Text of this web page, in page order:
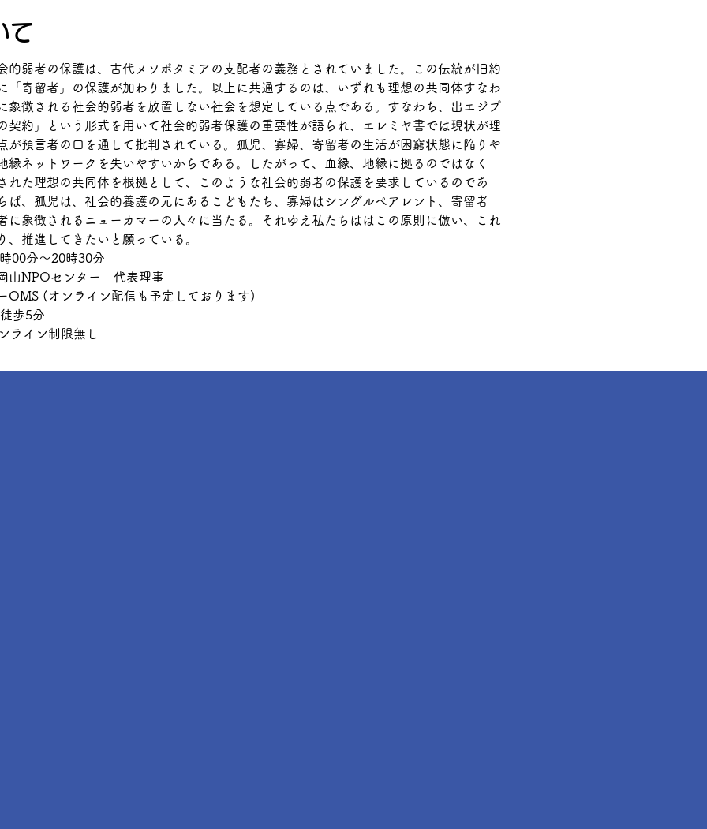
て
的弱者の保護は、古代メソポタミアの支配者の義務とされていました。この伝統が旧約
「寄留者」の保護が加わりました。以上に共通するのは、いずれも理想の共同体すなわ
象徴される社会的弱者を放置しない社会を想定している点である。すなわち、出エジプ
契約」という形式を用いて社会的弱者保護の重要性が語られ、エレミヤ書では現状が理
が預言者の口を通して批判されている。孤児、寡婦、寄留者の生活が困窮状態に陥りや
縁ネットワークを失いやすいからである。したがって、血縁、地縁に拠るのではなく
れた理想の共同体を根拠として、このような社会的弱者の保護を要求しているのであ
ば、孤児は、社会的養護の元にあるこどもたち、寡婦はシングルペアレント、寄留者
に象徴されるニューカマーの人々に当たる。それゆえ私たちははこの原則に倣い、これ
、推進してきたいと願っている。
00分〜20時30分
山NPOセンター　代表理事
OMS (オンライン配信も予定しております)
歩5分
ライン制限無し